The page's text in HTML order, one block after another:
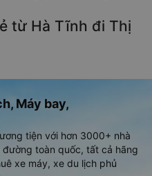
từ Hà Tĩnh đi Thị
Máy bay,
tiện với hơn 3000+ nhà
toàn quốc, tất cả hãng
xe máy, xe du lịch phủ